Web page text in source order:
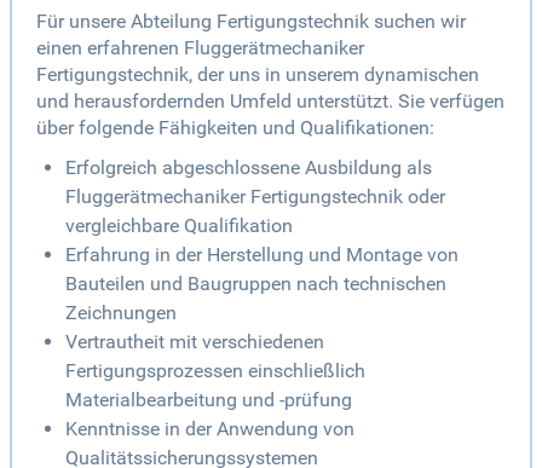
Für unsere Abteilung Fertigungstechnik suchen wir
einen erfahrenen Fluggerätmechaniker
Fertigungstechnik, der uns in unserem dynamischen
und herausfordernden Umfeld unterstützt. Sie verfügen
über folgende Fähigkeiten und Qualifikationen:
Erfolgreich abgeschlossene Ausbildung als
Fluggerätmechaniker Fertigungstechnik oder
vergleichbare Qualifikation
Erfahrung in der Herstellung und Montage von
Bauteilen und Baugruppen nach technischen
Zeichnungen
Vertrautheit mit verschiedenen
Fertigungsprozessen einschließlich
Materialbearbeitung und -prüfung
Kenntnisse in der Anwendung von
Qualitätssicherungssystemen